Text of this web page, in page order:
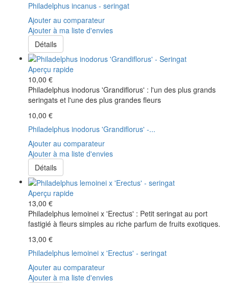
Philadelphus incanus - seringat
Ajouter au comparateur
Ajouter à ma liste d'envies
Détails
Aperçu rapide
10,00 €
Philadelphus inodorus 'Grandiflorus' : l'un des plus grands
seringats et l'une des plus grandes fleurs
10,00 €
Philadelphus inodorus 'Grandiflorus' -...
Ajouter au comparateur
Ajouter à ma liste d'envies
Détails
Aperçu rapide
13,00 €
Philadelphus lemoinei x 'Erectus' : Petit seringat au port
fastigié à fleurs simples au riche parfum de fruits exotiques.
13,00 €
Philadelphus lemoinei x 'Erectus' - seringat
Ajouter au comparateur
Ajouter à ma liste d'envies